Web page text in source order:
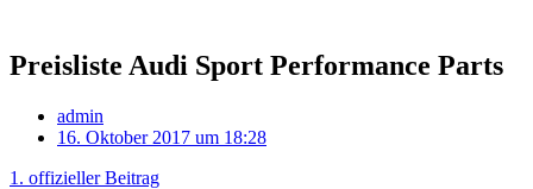
Preisliste Audi Sport Performance Parts
admin
16. Oktober 2017 um 18:28
1. offizieller Beitrag